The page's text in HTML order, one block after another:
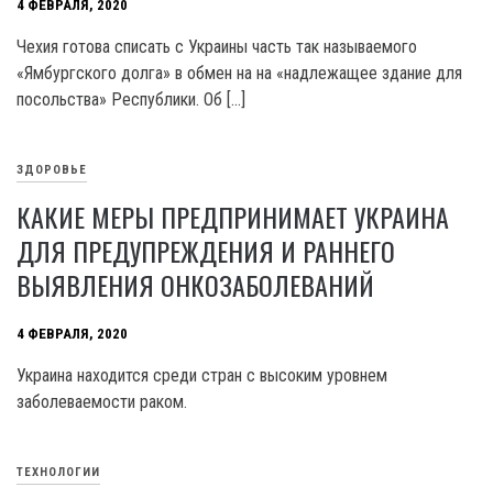
4 ФЕВРАЛЯ, 2020
Чехия готова списать с Украины часть так называемого
«Ямбургского долга» в обмен на на «надлежащее здание для
посольства» Республики. Об […]
ЗДОРОВЬЕ
КАКИЕ МЕРЫ ПРЕДПРИНИМАЕТ УКРАИНА
ДЛЯ ПРЕДУПРЕЖДЕНИЯ И РАННЕГО
ВЫЯВЛЕНИЯ ОНКОЗАБОЛЕВАНИЙ
4 ФЕВРАЛЯ, 2020
Украина находится среди стран с высоким уровнем
заболеваемости раком.
ТЕХНОЛОГИИ